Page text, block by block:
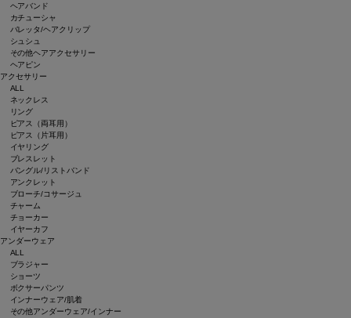
ヘアバンド
カチューシャ
バレッタ/ヘアクリップ
シュシュ
その他ヘアアクセサリー
ヘアピン
アクセサリー
ALL
ネックレス
リング
ピアス（両耳用）
ピアス（片耳用）
イヤリング
ブレスレット
バングル/リストバンド
アンクレット
ブローチ/コサージュ
チャーム
チョーカー
イヤーカフ
アンダーウェア
ALL
ブラジャー
ショーツ
ボクサーパンツ
インナーウェア/肌着
その他アンダーウェア/インナー